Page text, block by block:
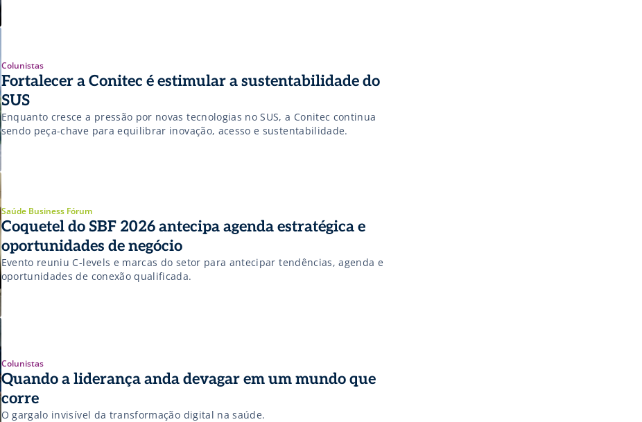
Colunistas
Fortalecer a Conitec é estimular a sustentabilidade do
SUS
Enquanto cresce a pressão por novas tecnologias no SUS, a Conitec continua
sendo peça-chave para equilibrar inovação, acesso e sustentabilidade.
Saúde Business Fórum
Coquetel do SBF 2026 antecipa agenda estratégica e
oportunidades de negócio
Evento reuniu C-levels e marcas do setor para antecipar tendências, agenda e
oportunidades de conexão qualificada.
Colunistas
Quando a liderança anda devagar em um mundo que
corre
O gargalo invisível da transformação digital na saúde.